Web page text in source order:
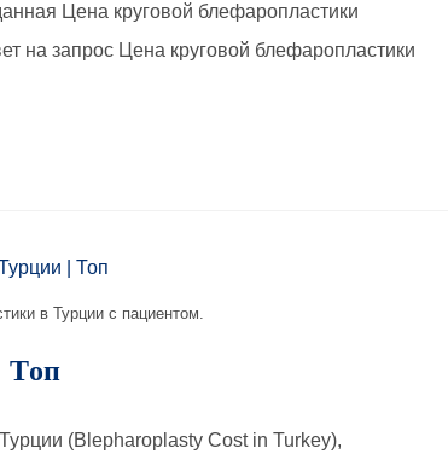
Цена круговой блефаропластики
на запрос Цена круговой блефаропластики
в Турции с пациентом.
Топ
(Blepharoplasty Cost in Turkey),